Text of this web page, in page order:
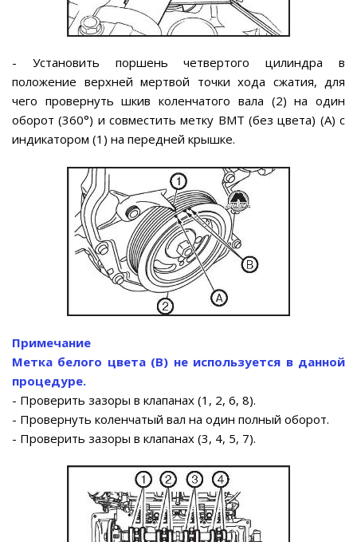
- Установить поршень четвертого цилиндра в
положение верхней мертвой точки хода сжатия, для
чего провернуть шкив коленчатого вала (2) на один
оборот (360°) и совместить метку ВМТ (без цвета) (А) с
индикатором (1) на передней крышке.
Примечание
Метка белого цвета (В) не используется в данной
процедуре.
- Проверить зазоры в клапанах (1, 2, 6, 8).
- Провернуть коленчатый вал на один полный оборот.
- Проверить зазоры в клапанах (3, 4, 5, 7).